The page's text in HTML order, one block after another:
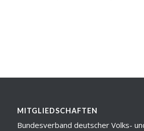
MITGLIEDSCHAFTEN
Bundesverband deutscher Volks-